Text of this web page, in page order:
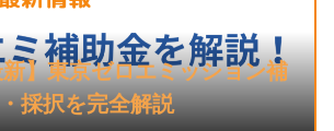
】東京ゼロエミッション補
採択を完全解説